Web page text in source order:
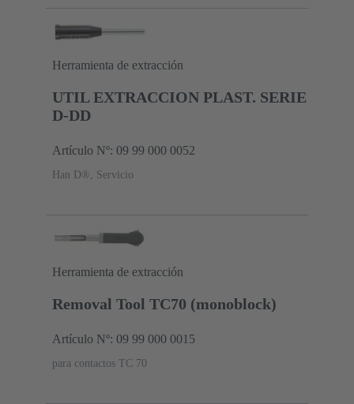
Herramienta de extracción
UTIL EXTRACCION PLAST. SERIE
D-DD
Artículo Nº: 09 99 000 0052
Han D®, Servicio
Herramienta de extracción
Removal Tool TC70 (monoblock)
Artículo Nº: 09 99 000 0015
para contactos TC 70